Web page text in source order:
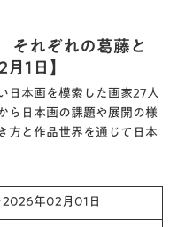
それぞれの葛藤と
1日】
日本画を模索した画家27人
ら日本画の課題や展開の様
方と作品世界を通じて日本
年02月01日